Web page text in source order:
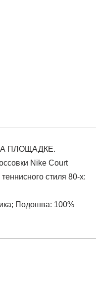
ПЛОЩАДКЕ.
Nike Court
стиля 80-х:
Подошва: 100%
конце счета, который